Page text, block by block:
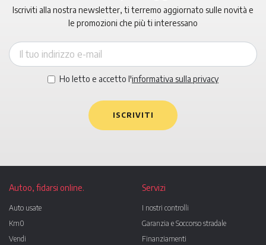
Iscriviti alla nostra newsletter, ti terremo aggiornato sulle novità e
le promozioni che più ti interessano
Ho letto e accetto l'informativa sulla privacy
ISCRIVITI
Autoo, fidarsi online.
Auto usate
Km0
Vendi
Servizi
I nostri controlli
Garanzia e Soccorso stradale
Finanziamenti